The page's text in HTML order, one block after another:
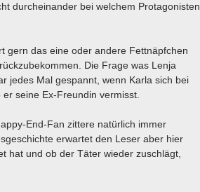
durcheinander bei welchem Protagonisten
gern das eine oder andere Fettnäpfchen
Die Frage was Lenja
jedes Mal gespannt, wenn Karla sich bei
seine Ex-Freundin vermisst.
End-Fan zittere natürlich immer
erwartet den Leser aber hier
hat und ob der Täter wieder zuschlägt,